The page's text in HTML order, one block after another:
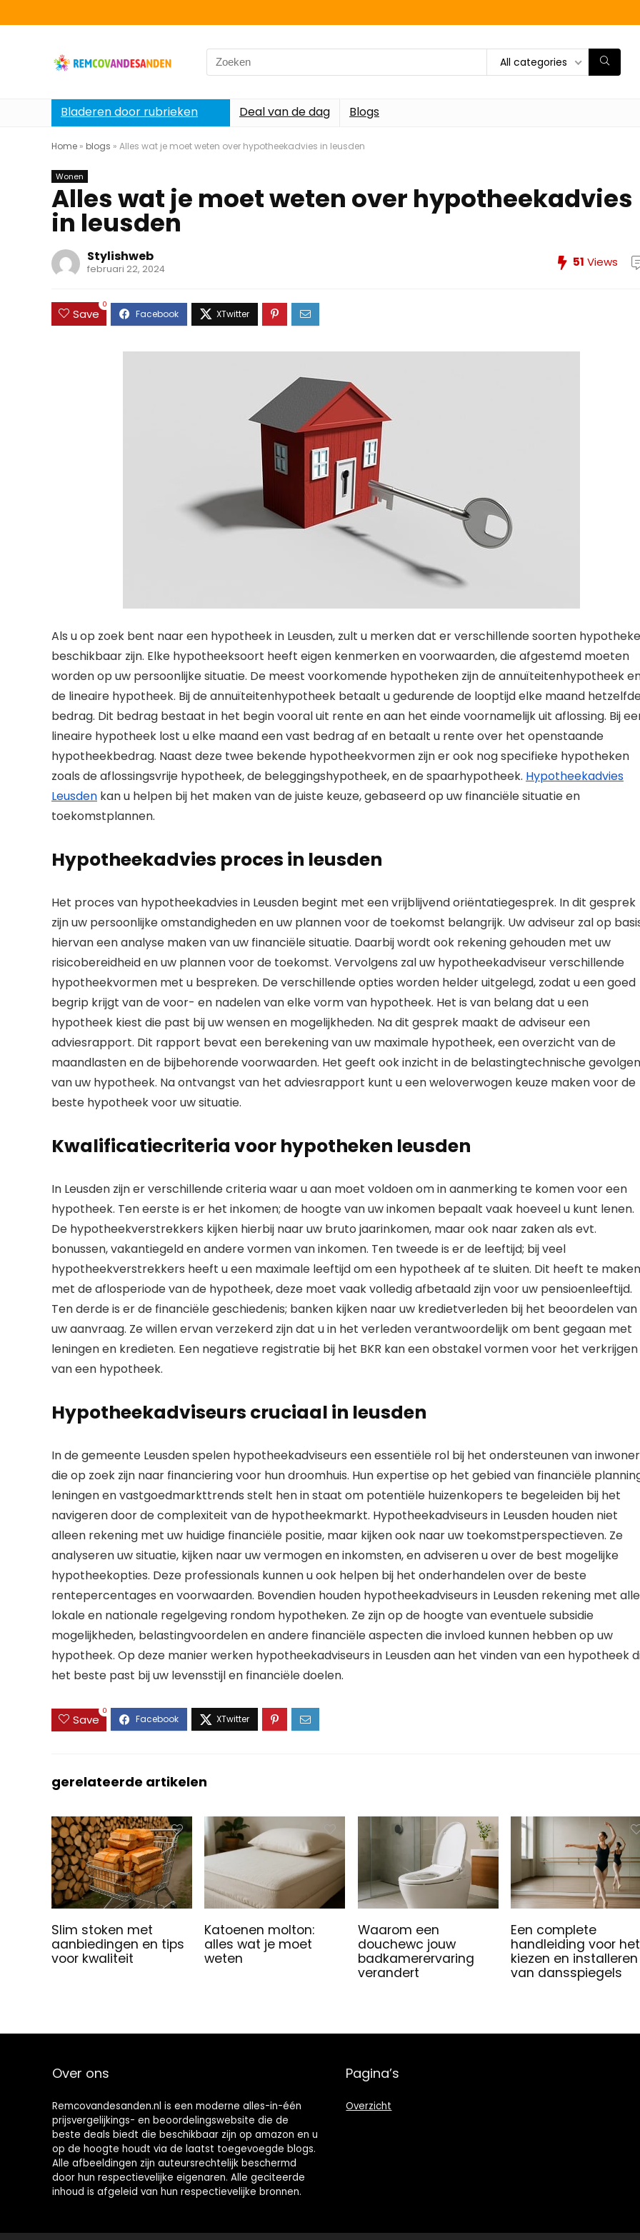
Search
for:
All categories
Bladeren door rubrieken Deal van de dag Blogs
Home » blogs » Alles wat je moet weten over hypotheekadvies in leusden
Wonen
Alles wat je moet weten over hypotheekadvies
in leusden
Stylishweb
februari 22, 2024 51 Views
Save
0
Als u op zoek bent naar een hypotheek in Leusden, zult u merken dat er verschillende soorten
beschikbaar zijn. Elke hypotheeksoort heeft eigen kenmerken en voorwaarden, die afgestemd moeten
worden op uw persoonlijke situatie. De meest voorkomende hypotheken zijn de annuïteitenhypotheek
de lineaire hypotheek. Bij de annuïteitenhypotheek betaalt u gedurende de looptijd elke maand
bedrag. Dit bedrag bestaat in het begin vooral uit rente en aan het einde voornamelijk uit aflossing. Bij
lineaire hypotheek lost u elke maand een vast bedrag af en betaalt u rente over het openstaande
hypotheekbedrag. Naast deze twee bekende hypotheekvormen zijn er ook nog specifieke hypotheken
zoals de aflossingsvrije hypotheek, de beleggingshypotheek, en de spaarhypotheek. Hypotheekadvies
Leusden kan u helpen bij het maken van de juiste keuze, gebaseerd op uw financiële situatie en
toekomstplannen.
Hypotheekadvies proces in leusden
Het proces van hypotheekadvies in Leusden begint met een vrijblijvend oriëntatiegesprek. In dit gesprek
zijn uw persoonlijke omstandigheden en uw plannen voor de toekomst belangrijk. Uw adviseur zal op
hiervan een analyse maken van uw financiële situatie. Daarbij wordt ook rekening gehouden met uw
risicobereidheid en uw plannen voor de toekomst. Vervolgens zal uw hypotheekadviseur verschillende
hypotheekvormen met u bespreken. De verschillende opties worden helder uitgelegd, zodat u een goed
begrip krijgt van de voor- en nadelen van elke vorm van hypotheek. Het is van belang dat u een
hypotheek kiest die past bij uw wensen en mogelijkheden. Na dit gesprek maakt de adviseur een
adviesrapport. Dit rapport bevat een berekening van uw maximale hypotheek, een overzicht van de
maandlasten en de bijbehorende voorwaarden. Het geeft ook inzicht in de belastingtechnische gevolgen
van uw hypotheek. Na ontvangst van het adviesrapport kunt u een weloverwogen keuze maken voor de
beste hypotheek voor uw situatie.
Kwalificatiecriteria voor hypotheken leusden
In Leusden zijn er verschillende criteria waar u aan moet voldoen om in aanmerking te komen voor een
hypotheek. Ten eerste is er het inkomen; de hoogte van uw inkomen bepaalt vaak hoeveel u kunt lenen.
De hypotheekverstrekkers kijken hierbij naar uw bruto jaarinkomen, maar ook naar zaken als evt.
bonussen, vakantiegeld en andere vormen van inkomen. Ten tweede is er de leeftijd; bij veel
hypotheekverstrekkers heeft u een maximale leeftijd om een hypotheek af te sluiten. Dit heeft te maken
met de aflosperiode van de hypotheek, deze moet vaak volledig afbetaald zijn voor uw pensioenleeftijd.
Ten derde is er de financiële geschiedenis; banken kijken naar uw kredietverleden bij het beoordelen van
uw aanvraag. Ze willen ervan verzekerd zijn dat u in het verleden verantwoordelijk om bent gegaan met
leningen en kredieten. Een negatieve registratie bij het BKR kan een obstakel vormen voor het verkrijgen
van een hypotheek.
Hypotheekadviseurs cruciaal in leusden
In de gemeente Leusden spelen hypotheekadviseurs een essentiële rol bij het ondersteunen van
die op zoek zijn naar financiering voor hun droomhuis. Hun expertise op het gebied van financiële
leningen en vastgoedmarkttrends stelt hen in staat om potentiële huizenkopers te begeleiden bij het
navigeren door de complexiteit van de hypotheekmarkt. Hypotheekadviseurs in Leusden houden niet
alleen rekening met uw huidige financiële positie, maar kijken ook naar uw toekomstperspectieven. Ze
analyseren uw situatie, kijken naar uw vermogen en inkomsten, en adviseren u over de best mogelijke
hypotheekopties. Deze professionals kunnen u ook helpen bij het onderhandelen over de beste
rentepercentages en voorwaarden. Bovendien houden hypotheekadviseurs in Leusden rekening met alle
lokale en nationale regelgeving rondom hypotheken. Ze zijn op de hoogte van eventuele subsidie
mogelijkheden, belastingvoordelen en andere financiële aspecten die invloed kunnen hebben op uw
hypotheek. Op deze manier werken hypotheekadviseurs in Leusden aan het vinden van een hypotheek
het beste past bij uw levensstijl en financiële doelen.
Save
0
gerelateerde artikelen
Slim stoken met
aanbiedingen en tips
voor kwaliteit
Katoenen molton:
alles wat je moet
weten
Waarom een
douchewc jouw
badkamerervaring
verandert
Een complete
handleiding voor het
kiezen en installeren
van dansspiegels
Over ons
Remcovandesanden.nl is een moderne alles-in-één
prijsvergelijkings- en beoordelingswebsite die de
beste deals biedt die beschikbaar zijn op amazon en u
op de hoogte houdt via de laatst toegevoegde blogs.
Alle afbeeldingen zijn auteursrechtelijk beschermd
door hun respectievelijke eigenaren. Alle geciteerde
inhoud is afgeleid van hun respectievelijke bronnen.
Pagina’s
Overzicht